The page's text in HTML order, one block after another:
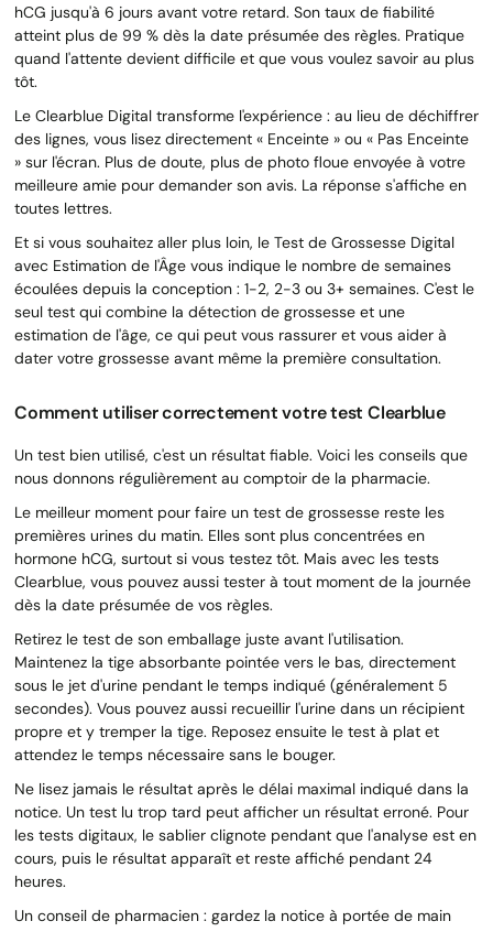
hCG jusqu'à 6 jours avant votre retard. Son taux de fiabilité
atteint plus de 99 % dès la date présumée des règles. Pratique
quand l'attente devient difficile et que vous voulez savoir au plus
tôt.
Le Clearblue Digital transforme l'expérience : au lieu de déchiffrer
des lignes, vous lisez directement « Enceinte » ou « Pas Enceinte
» sur l'écran. Plus de doute, plus de photo floue envoyée à votre
meilleure amie pour demander son avis. La réponse s'affiche en
toutes lettres.
Et si vous souhaitez aller plus loin, le Test de Grossesse Digital
avec Estimation de l'Âge vous indique le nombre de semaines
écoulées depuis la conception : 1-2, 2-3 ou 3+ semaines. C'est le
seul test qui combine la détection de grossesse et une
estimation de l'âge, ce qui peut vous rassurer et vous aider à
dater votre grossesse avant même la première consultation.
Comment utiliser correctement votre test Clearblue
Un test bien utilisé, c'est un résultat fiable. Voici les conseils que
nous donnons régulièrement au comptoir de la pharmacie.
Le meilleur moment pour faire un test de grossesse reste les
premières urines du matin. Elles sont plus concentrées en
hormone hCG, surtout si vous testez tôt. Mais avec les tests
Clearblue, vous pouvez aussi tester à tout moment de la journée
dès la date présumée de vos règles.
Retirez le test de son emballage juste avant l'utilisation.
Maintenez la tige absorbante pointée vers le bas, directement
sous le jet d'urine pendant le temps indiqué (généralement 5
secondes). Vous pouvez aussi recueillir l'urine dans un récipient
propre et y tremper la tige. Reposez ensuite le test à plat et
attendez le temps nécessaire sans le bouger.
Ne lisez jamais le résultat après le délai maximal indiqué dans la
notice. Un test lu trop tard peut afficher un résultat erroné. Pour
les tests digitaux, le sablier clignote pendant que l'analyse est en
cours, puis le résultat apparaît et reste affiché pendant 24
heures.
Un conseil de pharmacien : gardez la notice à portée de main